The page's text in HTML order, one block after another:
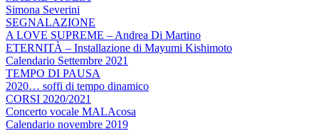
Simona Severini
SEGNALAZIONE
A LOVE SUPREME – Andrea Di Martino
ETERNITÀ – Installazione di Mayumi Kishimoto
Calendario Settembre 2021
TEMPO DI PAUSA
2020… soffi di tempo dinamico
CORSI 2020/2021
Concerto vocale MALAcosa
Calendario novembre 2019